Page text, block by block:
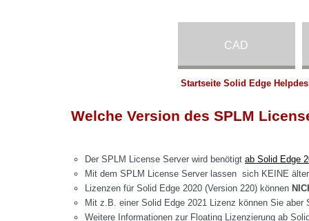
CAD
Startseite Solid Edge
Welche Version des SPLM
Der SPLM License Server wird benötigtab Solid Edge
Mit dem SPLM License Server lassen sich KEINE
Lizenzen für Solid Edge 2020 (Version 220) können
Mit z.B. einer Solid Edge 2021 Lizenz können Sie aber
Weitere Informationen zur Floating Lizenzierung ab